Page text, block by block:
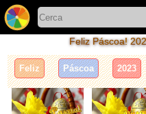
Feliz Páscoa!
Feliz Páscoa 2023